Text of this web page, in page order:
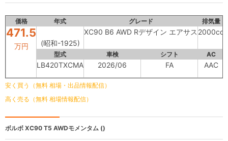
価格 年式 グレード 排気量
471.5
万円 (昭和-1925)
XC90 B6 AWD Rデザイン エアサス 2000cc
型式 車検 シフト AC
LB420TXCMA 2026/06 FA AAC
安く買う（無料 相場・出品情報配信）
高く売る（無料 相場情報配信）
ボルボ XC90 T5 AWDモメンタム ()